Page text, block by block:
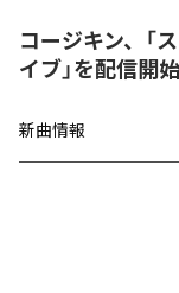
コージキン、「
イブ」を配信開始
新曲情報